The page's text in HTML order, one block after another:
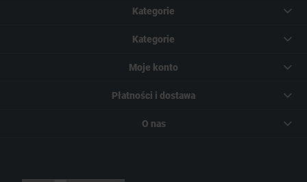
Kategorie
Kategorie
Moje konto
Płatności i dostawa
O nas